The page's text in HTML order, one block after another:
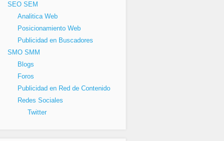
SEO SEM
Analitica Web
Posicionamiento Web
Publicidad en Buscadores
SMO SMM
Blogs
Foros
Publicidad en Red de Contenido
Redes Sociales
Twitter